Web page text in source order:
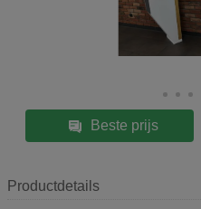
Beste prijs
Productdetails